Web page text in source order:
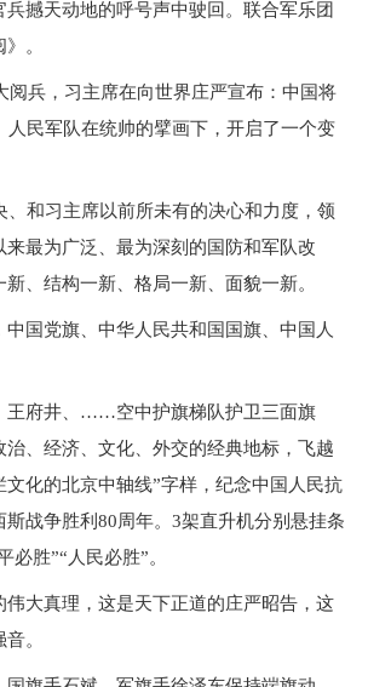
撼天动地的呼号声中驶回。联合军乐团
。
兵，习主席在向世界庄严宣布：中国将
人民军队在统帅的擘画下，开启了一个变
和习主席以前所未有的决心和力度，领
来最为广泛、最为深刻的国防和军队改
、结构一新、格局一新、面貌一新。
党旗、中华人民共和国国旗、中国人
府井、……空中护旗梯队护卫三面旗
治、经济、文化、外交的经典地标，飞越
化的北京中轴线”字样，纪念中国人民抗
斯战争胜利80周年。3架直升机分别悬挂条
必胜”“人民必胜”。
大真理，这是天下正道的庄严昭告，这
。